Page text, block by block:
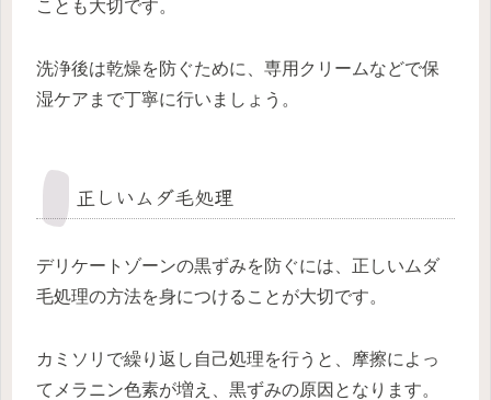
ことも大切です。
洗浄後は乾燥を防ぐために、専用クリームなどで保
湿ケアまで丁寧に行いましょう。
正しいムダ毛処理
デリケートゾーンの黒ずみを防ぐには、正しいムダ
毛処理の方法を身につけることが大切です。
カミソリで繰り返し自己処理を行うと、摩擦によっ
てメラニン色素が増え、黒ずみの原因となります。